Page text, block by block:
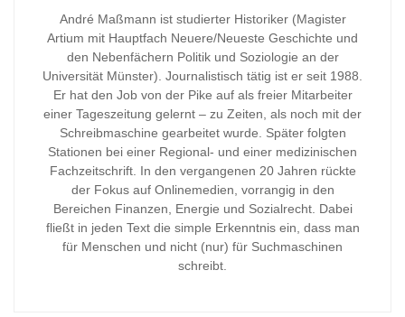
André Maßmann ist studierter Historiker (Magister
Artium mit Hauptfach Neuere/Neueste Geschichte und
den Nebenfächern Politik und Soziologie an der
Universität Münster). Journalistisch tätig ist er seit 1988.
Er hat den Job von der Pike auf als freier Mitarbeiter
einer Tageszeitung gelernt – zu Zeiten, als noch mit der
Schreibmaschine gearbeitet wurde. Später folgten
Stationen bei einer Regional- und einer medizinischen
Fachzeitschrift. In den vergangenen 20 Jahren rückte
der Fokus auf Onlinemedien, vorrangig in den
Bereichen Finanzen, Energie und Sozialrecht. Dabei
fließt in jeden Text die simple Erkenntnis ein, dass man
für Menschen und nicht (nur) für Suchmaschinen
schreibt.